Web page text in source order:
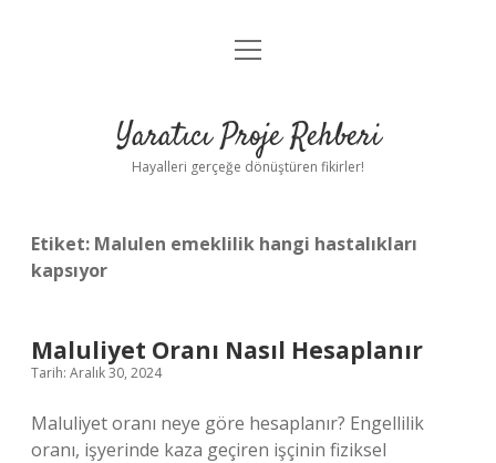
Anasayfa
Yasal Uyarı
menüyü
Yaratıcı Proje Rehberi
Hayalleri gerçeğe dönüştüren fikirler!
Etiket: Malulen emeklilik hangi hastalıkları
kapsıyor
Maluliyet Oranı Nasıl Hesaplanır
Tarih: Aralık 30, 2024
Maluliyet oranı neye göre hesaplanır? Engellilik
oranı, işyerinde kaza geçiren işçinin fiziksel